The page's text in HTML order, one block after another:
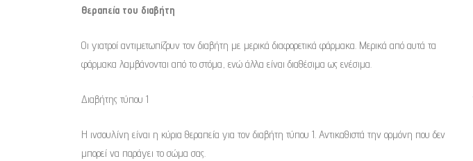
Θεραπεία του διαβήτη
Οι γιατροί αντιμετωπίζουν τον διαβήτη με μερικά διαφορετικά φάρμακα. Μερικά από αυτά τα
φάρμακα λαμβάνονται από το στόμα, ενώ άλλα είναι διαθέσιμα ως ενέσιμα.
Διαβήτης τύπου 1
Η ινσουλίνη είναι η κύρια θεραπεία για τον διαβήτη τύπου 1. Αντικαθιστά την ορμόνη που δεν
μπορεί να παράγει το σώμα σας.